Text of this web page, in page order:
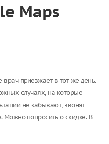
Maps
врач приезжает в тот же день.
случаях, на которые
не забывают, звонят
Можно попросить о скидке. В